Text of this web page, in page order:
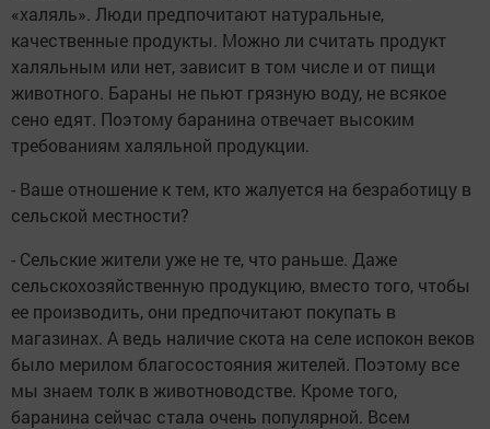
«халяль». Люди предпочитают натуральные,
качественные продукты. Можно ли считать продукт
халяльным или нет, зависит в том числе и от пищи
животного. Бараны не пьют грязную воду, не всякое
сено едят. Поэтому баранина отвечает высоким
требованиям халяльной продукции.
- Ваше отношение к тем, кто жалуется на безработицу в
сельской местности?
- Сельские жители уже не те, что раньше. Даже
сельскохозяйственную продукцию, вместо того, чтобы
ее производить, они предпочитают покупать в
магазинах. А ведь наличие скота на селе испокон веков
было мерилом благосостояния жителей. Поэтому все
мы знаем толк в животноводстве. Кроме того,
баранина сейчас стала очень популярной. Всем